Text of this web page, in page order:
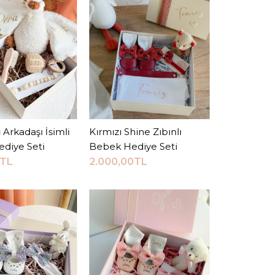
Zıbınlı Bebek
Sepete Ekle
LISTESINE EKLE
Ekle İsimli
Seti
Sepete Ekle
Kırmızı Shine Zıbınlı
Bebek Hediye Seti
2.000,00TL